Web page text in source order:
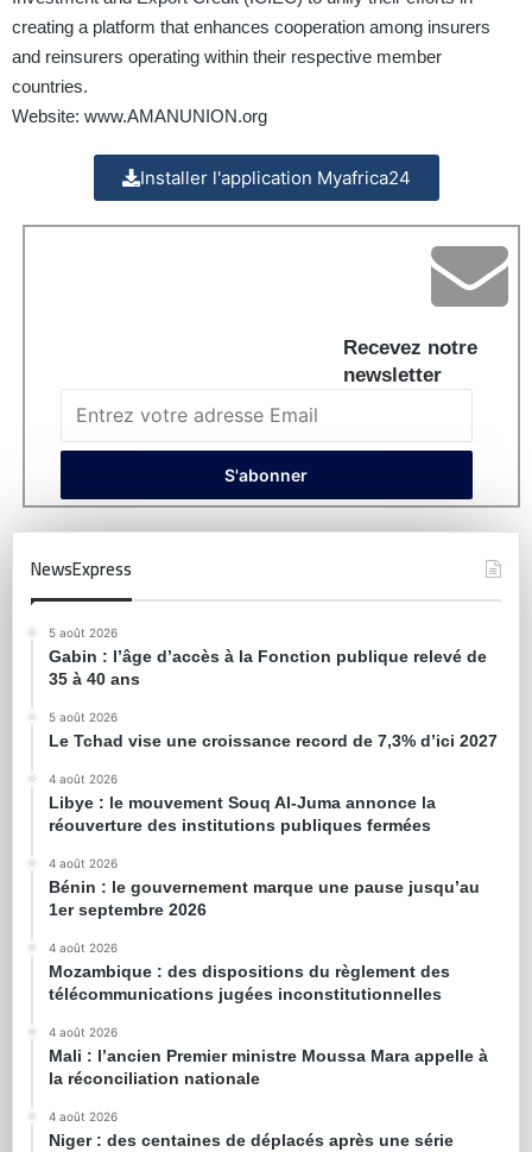
creating a platform that enhances cooperation among insurers
and reinsurers operating within their respective member
countries.
Website: www.AMANUNION.org
Installer l'application Myafrica24
Recevez notre
newsletter
NewsExpress
5 août 2026
Gabin : l’âge d’accès à la Fonction publique relevé de
35 à 40 ans
5 août 2026
Le Tchad vise une croissance record de 7,3% d’ici 2027
4 août 2026
Libye : le mouvement Souq Al-Juma annonce la
réouverture des institutions publiques fermées
4 août 2026
Bénin : le gouvernement marque une pause jusqu’au
1er septembre 2026
4 août 2026
Mozambique : des dispositions du règlement des
télécommunications jugées inconstitutionnelles
4 août 2026
Mali : l’ancien Premier ministre Moussa Mara appelle à
la réconciliation nationale
4 août 2026
Niger : des centaines de déplacés après une série